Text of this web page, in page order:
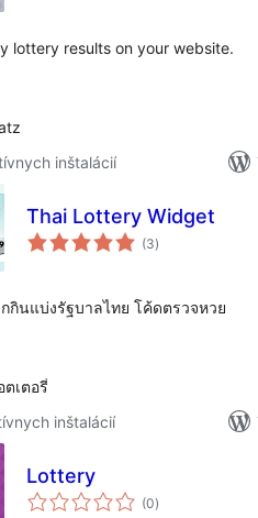
lottery results on your website.
inštalácií
Thai Lottery Widget
(3celkové
hodnotenie
)
กินแบ่งรัฐบาลไทย โค้ดตรวจหวย
ตเตอรี่
inštalácií
Lottery
(0celkové
hodnotenie
)